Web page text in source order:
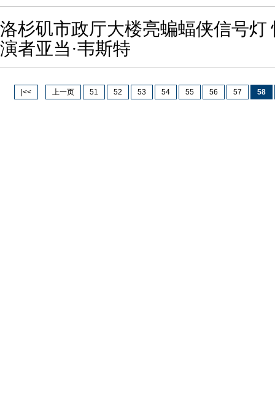
洛杉矶市政厅大楼亮蝙蝠侠信号灯
演者亚当·韦斯特
|<< 上一页 51 52 53 54 55 56 57 58